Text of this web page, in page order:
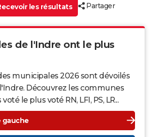
les résultats
Partager
de l'Indre ont le plus
municipales 2026 sont dévoilés
Découvrez les communes
le plus voté RN, LFI, PS, LR...
gauche